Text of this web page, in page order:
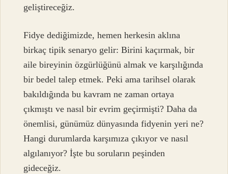
geliştireceğiz.
Fidye dediğimizde, hemen herkesin aklına
birkaç tipik senaryo gelir: Birini kaçırmak, bir
aile bireyinin özgürlüğünü almak ve karşılığında
bir bedel talep etmek. Peki ama tarihsel olarak
bakıldığında bu kavram ne zaman ortaya
çıkmıştı ve nasıl bir evrim geçirmişti? Daha da
önemlisi, günümüz dünyasında fidyenin yeri ne?
Hangi durumlarda karşımıza çıkıyor ve nasıl
algılanıyor? İşte bu soruların peşinden
gideceğiz.